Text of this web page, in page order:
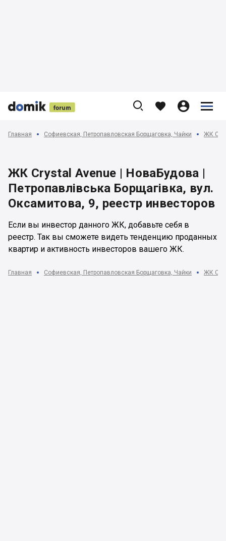


 
    


Главная Софиевская, Петропавловская Борщаговка, Чайки ЖК
ЖК Crystal Avenue | НоваБудова |
Петропавлівська Борщагівка, вул.
Оксамитова, 9, реестр инвесторов
Если вы инвестор данного ЖК, добавьте себя в
реестр. Так вы сможете видеть тенденцию проданных
квартир и активность инвесторов вашего ЖК.
Главная Софиевская, Петропавловская Борщаговка, Чайки ЖК